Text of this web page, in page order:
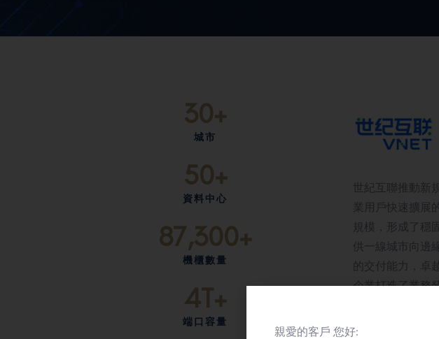
30+
城市
50+
資料中心
87,300+
機櫃數量
4T+
端口容量
世紀互聯推動
業用戶快速擴展
規模，形成了穩
供一線城市向邊
的交付能力，卓
企業打造了業務
親愛的客戶 您好: